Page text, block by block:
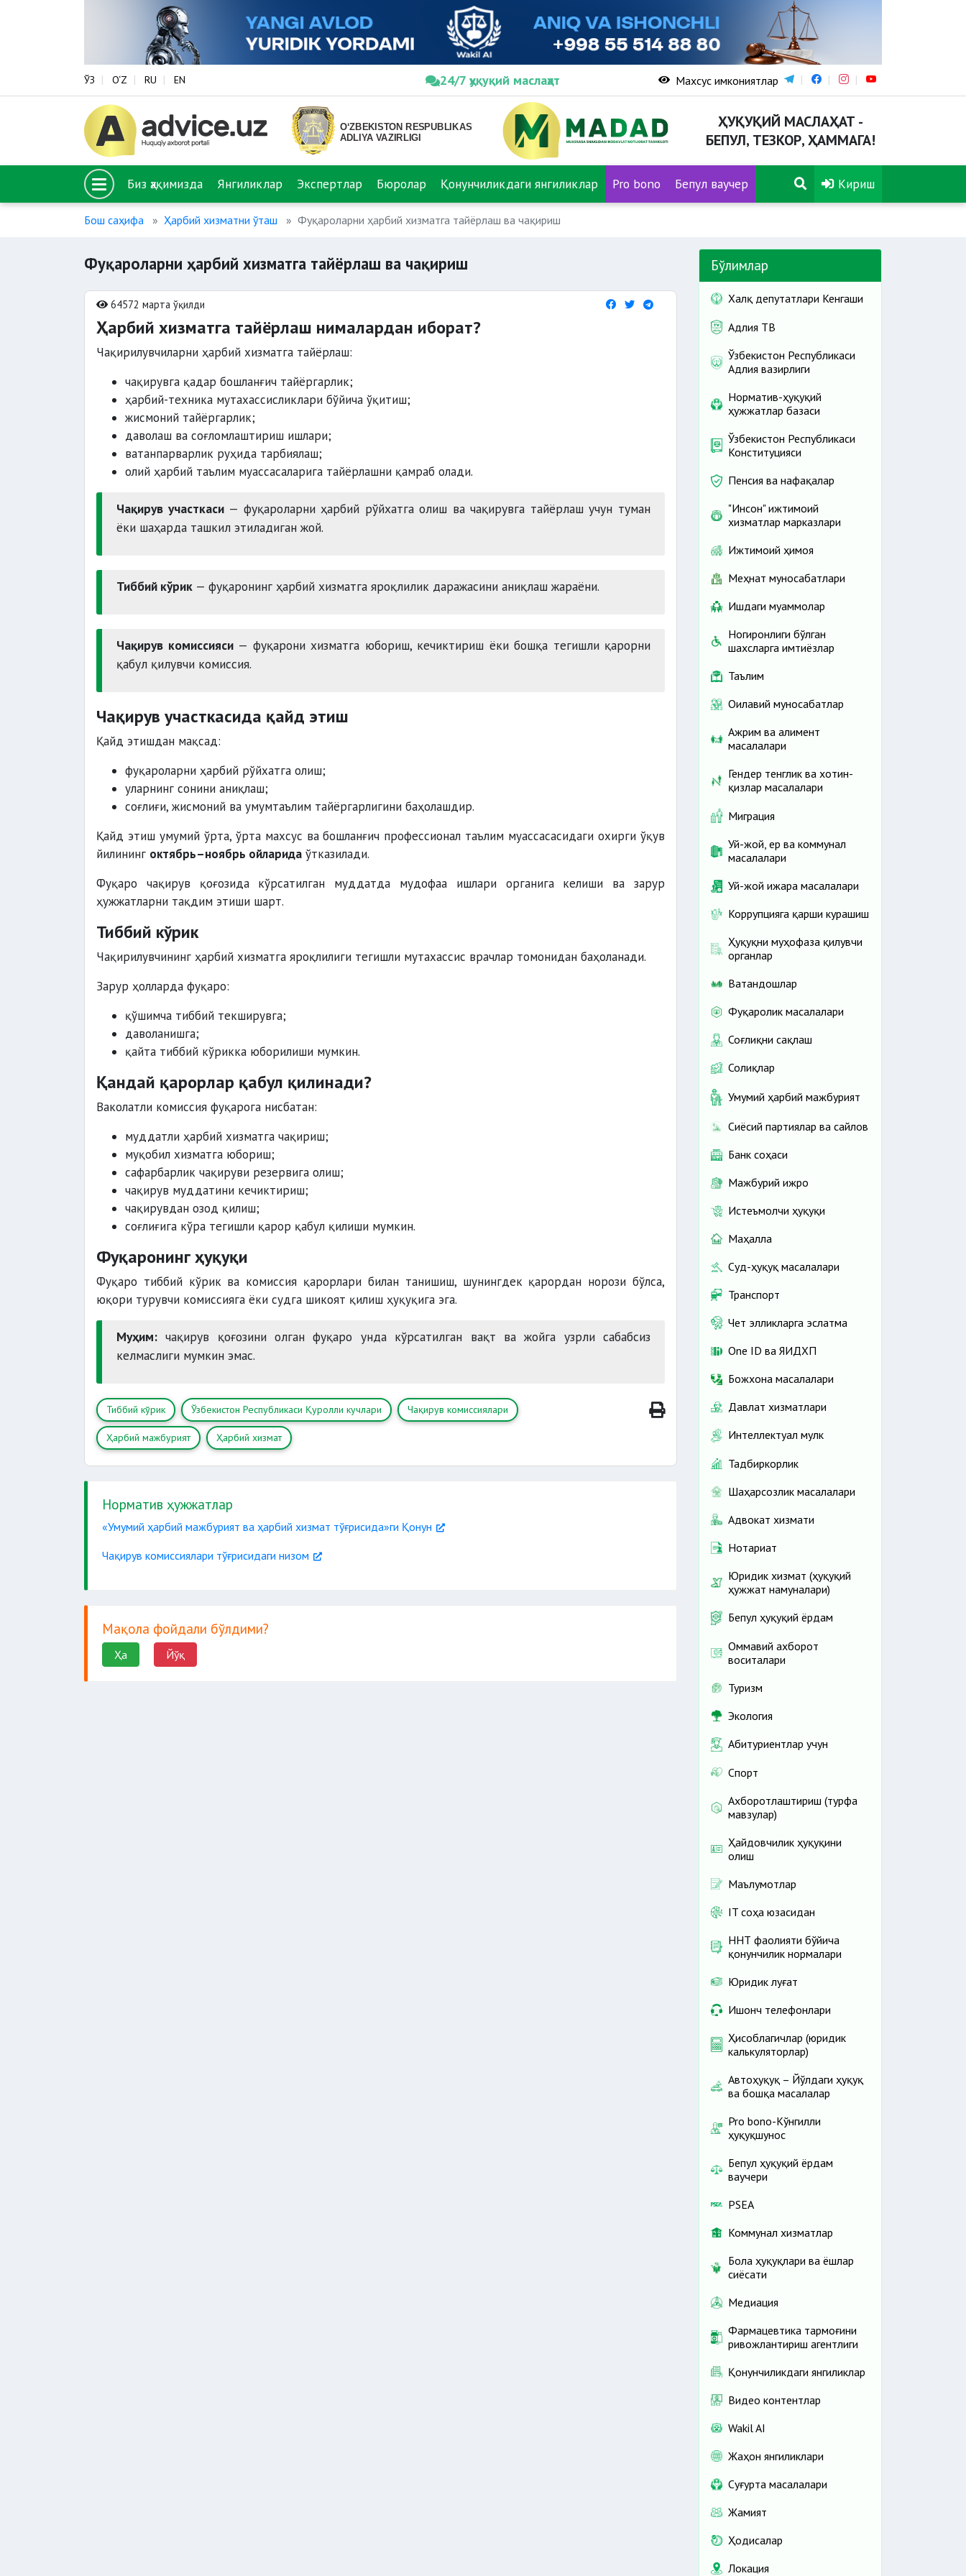
ЎЗ O‘Z RU EN 24/7 ҳуқуқий маслаҳат Махсус имкониятлар
ҲУҚУҚИЙ МАСЛАҲАТ -
БЕПУЛ, ТЕЗКОР, ҲАММАГА!
Биз ҳақимизда Янгиликлар Экспертлар Бюролар Қонунчиликдаги янгиликлар Pro bono Бепул ваучер Кириш
Бош саҳифа Ҳарбий хизматни ўташ Фуқароларни ҳарбий хизматга тайёрлаш ва чақириш
Фуқароларни ҳарбий хизматга тайёрлаш ва чақириш
64572 марта ўқилди
Ҳарбий хизматга тайёрлаш нималардан иборат?
Чақирилувчиларни ҳарбий хизматга тайёрлаш:
чақирувга қадар бошланғич тайёргарлик;
ҳарбий-техника мутахассисликлари бўйича ўқитиш;
жисмоний тайёргарлик;
даволаш ва соғломлаштириш ишлари;
ватанпарварлик руҳида тарбиялаш;
олий ҳарбий таълим муассасаларига тайёрлашни қамраб олади.
Чақирув участкаси— фуқароларни ҳарбий рўйхатга олиш ва чақирувга тайёрлаш учун туман
ёки шаҳарда ташкил этиладиган жой.
Тиббий кўрик — фуқаронинг ҳарбий хизматга яроқлилик даражасини аниқлаш жараёни.
Чақирув комиссияси— фуқарони хизматга юбориш, кечиктириш ёки бошқа тегишли қарорни
қабул қилувчи комиссия.
Чақирув участкасида қайд этиш
Қайд этишдан мақсад:
фуқароларни ҳарбий рўйхатга олиш;
уларнинг сонини аниқлаш;
соғлиғи, жисмоний ва умумтаълим тайёргарлигини баҳолашдир.
Қайд этиш умумий ўрта, ўрта махсус ва бошланғич профессионал таълим муассасасидаги охирги ўқув
йилининг октябрь–ноябрь ойларида ўтказилади.
Фуқаро чақирув қоғозида кўрсатилган муддатда мудофаа ишлари органига келиши ва зарур
ҳужжатларни тақдим этиши шарт.
Тиббий кўрик
Чақирилувчининг ҳарбий хизматга яроқлилиги тегишли мутахассис врачлар томонидан баҳоланади.
Зарур ҳолларда фуқаро:
қўшимча тиббий текширувга;
даволанишга;
қайта тиббий кўрикка юборилиши мумкин.
Қандай қарорлар қабул қилинади?
Ваколатли комиссия фуқарога нисбатан:
муддатли ҳарбий хизматга чақириш;
муқобил хизматга юбориш;
сафарбарлик чақируви резервига олиш;
чақирув муддатини кечиктириш;
чақирувдан озод қилиш;
соғлиғига кўра тегишли қарор қабул қилиши мумкин.
Фуқаронинг ҳуқуқи
Фуқаро тиббий кўрик ва комиссия қарорлари билан танишиш, шунингдек қарордан норози бўлса,
юқори турувчи комиссияга ёки судга шикоят қилиш ҳуқуқига эга.
Муҳим: чақирув қоғозини олган фуқаро унда кўрсатилган вақт ва жойга узрли сабабсиз
келмаслиги мумкин эмас.
Тиббий кўрик Ўзбекистон Республикаси Қуролли кучлари Чақирув комиссиялари
Ҳарбий мажбурият Ҳарбий хизмат
Норматив ҳужжатлар
«Умумий ҳарбий мажбурият ва ҳарбий хизмат тўғрисида»ги Қонун
Чақирув комиссиялари тўғрисидаги низом
Мақола фойдали бўлдими?
Ҳа Йўқ
Бўлимлар
Халқ депутатлари Кенгаши
Адлия ТВ
Ўзбекистон Республикаси
Адлия вазирлиги
Норматив-ҳуқуқий
ҳужжатлар базаси
Ўзбекистон Республикаси
Конституцияси
Пенсия ва нафақалар
"Инсон" ижтимоий
хизматлар марказлари
Ижтимоий ҳимоя
Меҳнат муносабатлари
Ишдаги муаммолар
Ногиронлиги бўлган
шахсларга имтиёзлар
Таълим
Оилавий муносабатлар
Ажрим ва алимент
масалалари
Гендер тенглик ва хотин-
қизлар масалалари
Миграция
Уй-жой, ер ва коммунал
масалалари
Уй-жой ижара масалалари
Коррупцияга қарши курашиш
Ҳуқуқни муҳофаза қилувчи
органлар
Ватандошлар
Фуқаролик масалалари
Соғлиқни сақлаш
Солиқлар
Умумий ҳарбий мажбурият
Сиёсий партиялар ва сайлов
Банк соҳаси
Мажбурий ижро
Истеъмолчи ҳуқуқи
Маҳалла
Суд-ҳуқуқ масалалари
Транспорт
Чет элликларга эслатма
One ID ва ЯИДХП
Божхона масалалари
Давлат хизматлари
Интеллектуал мулк
Тадбиркорлик
Шаҳарсозлик масалалари
Адвокат хизмати
Нотариат
Юридик хизмат (ҳуқуқий
ҳужжат намуналари)
Бепул ҳуқуқий ёрдам
Оммавий ахборот
воситалари
Туризм
Экология
Абитуриентлар учун
Спорт
Ахборотлаштириш (турфа
мавзулар)
Ҳайдовчилик ҳуқуқини
олиш
Маълумотлар
IT соҳа юзасидан
ННТ фаолияти бўйича
қонунчилик нормалари
Юридик луғат
Ишонч телефонлари
Ҳисоблагичлар (юридик
калькуляторлар)
Автоҳуқуқ – Йўлдаги ҳуқуқ
ва бошқа масалалар
Pro bono-Кўнгилли
ҳуқуқшунос
Бепул ҳуқуқий ёрдам
ваучери
PSEA
Коммунал хизматлар
Бола ҳуқуқлари ва ёшлар
сиёсати
Медиация
Фармацевтика тармоғини
ривожлантириш агентлиги
Қонунчиликдаги янгиликлар
Видео контентлар
Wakil AI
Жаҳон янгиликлари
Cуғурта масалалари
Жамият
Ҳодисалар
Локация